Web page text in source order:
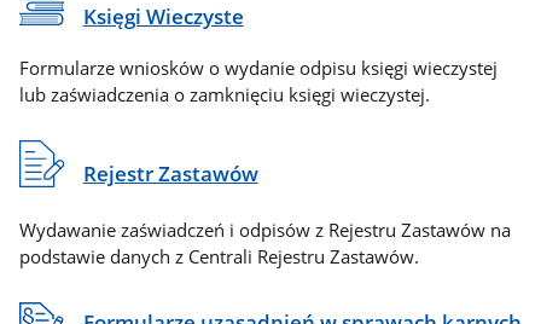
Księgi Wieczyste
Formularze wniosków o wydanie odpisu księgi wieczystej
lub zaświadczenia o zamknięciu księgi wieczystej.
Rejestr Zastawów
Wydawanie zaświadczeń i odpisów z Rejestru Zastawów na
podstawie danych z Centrali Rejestru Zastawów.